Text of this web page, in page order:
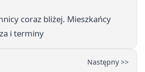
coraz bliżej. Mieszkańcy
i terminy
Następny >>